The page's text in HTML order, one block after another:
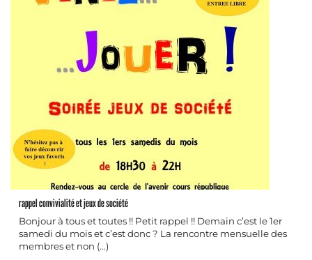
rappel convivialité et jeux de société
Bonjour à tous et toutes !! Petit rappel !! Demain c’est le 1er
samedi du mois et c’est donc ? La rencontre mensuelle des
membres et non (…)